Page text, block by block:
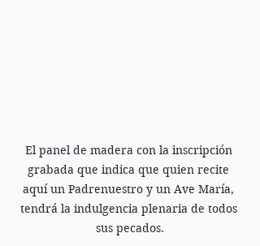
El panel de madera con la inscripción
grabada que indica que quien recite
aquí un Padrenuestro y un Ave María,
tendrá la indulgencia plenaria de todos
sus pecados.